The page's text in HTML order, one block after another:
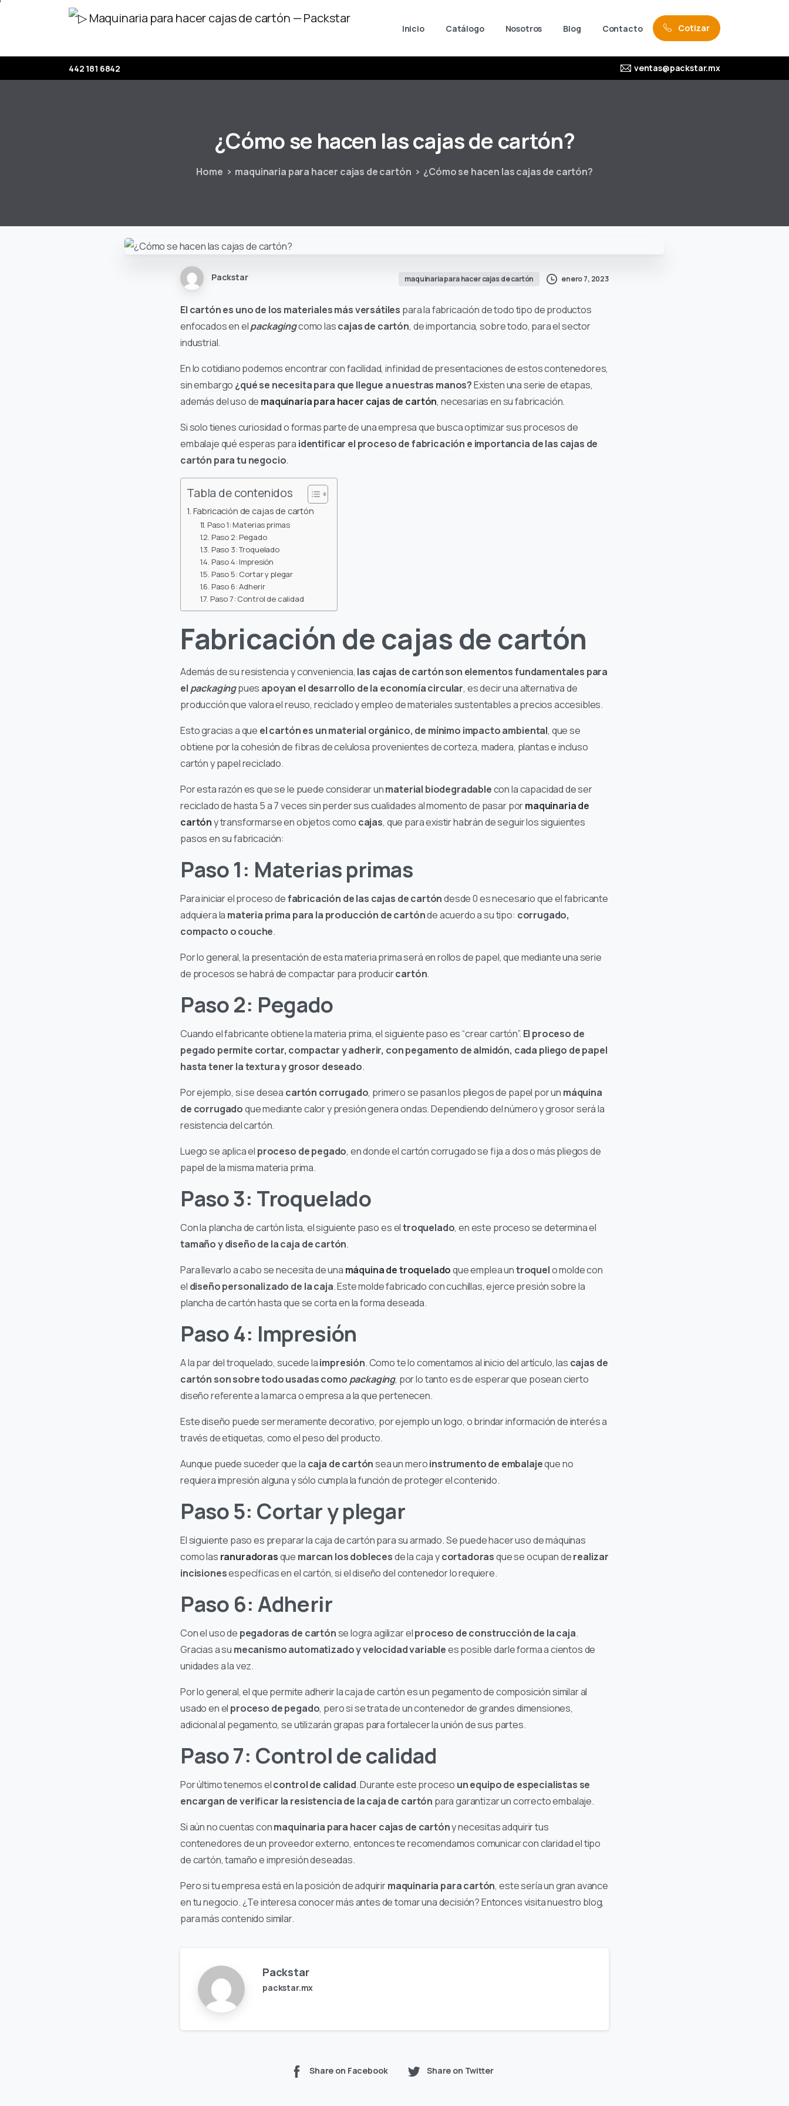
Inicio Catálogo Nosotros Blog Contacto Cotizar
442 181 6842 ventas@packstar.mx
¿Cómose hacen lascajasdecartón?
Home maquinaria para hacer cajas de cartón ¿Cómo se hacen las cajas de cartón?
Packstar maquinaria para hacer cajas de cartón enero 7, 2023
El cartón es uno de los materiales más versátiles para la fabricación de todo tipo de productos
enfocados en elpackagingcomo lascajas de cartón, de importancia, sobre todo, para el sector
industrial.
En lo cotidiano podemos encontrar con facilidad, infinidad de presentaciones de estos contenedores,
sin embargo ¿qué se necesita para que llegue a nuestras manos?Existen una serie de etapas,
además del uso de maquinaria para hacer cajas de cartón, necesarias en su fabricación.
Si solo tienes curiosidad o formas parte de una empresa que busca optimizar sus procesos de
embalaje qué esperas para identificar el proceso de fabricación e importancia de las cajas de
cartón para tu negocio.
Tabla de contenidos
Fabricación de cajas de cartón
Paso 1: Materias primas
Paso 2: Pegado
Paso 3: Troquelado
Paso 4: Impresión
Paso 5: Cortar y plegar
Paso 6: Adherir
Paso 7: Control de calidad
Fabricación de cajas de cartón
Además de su resistencia y conveniencia, las cajas de cartón son elementos fundamentales para
el packagingpues apoyan el desarrollo de la economía circular, es decir una alternativa de
producción que valora el reuso, reciclado y empleo de materiales sustentables a precios accesibles.
Esto gracias a que el cartón es un material orgánico, de mínimo impacto ambiental, que se
obtiene por la cohesión de fibras de celulosa provenientes de corteza, madera, plantas e incluso
cartón y papel reciclado.
Por esta razón es que se le puede considerar unmaterial biodegradablecon la capacidad de ser
reciclado de hasta 5 a 7 veces sin perder sus cualidades al momento de pasar pormaquinaria de
cartóny transformarse en objetos como cajas, que para existir habrán de seguir los siguientes
pasos en su fabricación:
Paso 1: Materias primas
Para iniciar el proceso defabricación de las cajas de cartóndesde 0 es necesario que el fabricante
adquiera la materia prima para la producción de cartónde acuerdo a su tipo: corrugado,
compacto o couche.
Por lo general, la presentación de esta materia prima será en rollos de papel, que mediante una serie
de procesos se habrá de compactar para producircartón.
Paso 2: Pegado
Cuando el fabricante obtiene la materia prima, el siguiente paso es “crear cartón”. El proceso de
pegado permite cortar, compactar y adherir, con pegamento de almidón, cada pliego de papel
hasta tener la textura y grosor deseado.
Por ejemplo, si se desea cartón corrugado, primero se pasan los pliegos de papel por un máquina
de corrugadoque mediante calor y presión genera ondas. Dependiendo del número y grosor será la
resistencia del cartón.
Luego se aplica el proceso de pegado, en donde el cartón corrugado se fija a dos o más pliegos de
papel de la misma materia prima.
Paso 3: Troquelado
Con la plancha de cartón lista, el siguiente paso es eltroquelado, en este proceso se determina el
tamaño y diseño de la caja de cartón.
Para llevarlo a cabo se necesita de una máquina de troqueladoque emplea untroquelo molde con
el diseño personalizado de la caja. Este molde fabricado con cuchillas, ejerce presión sobre la
plancha de cartón hasta que se corta en la forma deseada.
Paso 4: Impresión
A la par del troquelado, sucede laimpresión. Como te lo comentamos al inicio del artículo, las cajas de
cartón son sobre todo usadas como packaging, por lo tanto es de esperar que posean cierto
diseño referente a la marca o empresa a la que pertenecen.
Este diseño puede ser meramente decorativo, por ejemplo un logo, o brindar información de interés a
través de etiquetas, como el peso del producto.
Aunque puede suceder que la caja de cartónsea un meroinstrumento de embalajeque no
requiera impresión alguna y sólo cumpla la función de proteger el contenido.
Paso 5: Cortar y plegar
El siguiente paso es preparar la caja de cartón para su armado. Se puede hacer uso de máquinas
como las ranuradorasque marcan los doblecesde la caja ycortadorasque se ocupan derealizar
incisionesespecíficas en el cartón, si el diseño del contenedor lo requiere.
Paso 6: Adherir
Con el uso de pegadoras de cartónse logra agilizar elproceso de construcción de la caja.
Gracias a su mecanismo automatizado y velocidad variablees posible darle forma a cientos de
unidades a la vez.
Por lo general, el que permite adherir la caja de cartón es un pegamento de composición similar al
usado en el proceso de pegado, pero si se trata de un contenedor de grandes dimensiones,
adicional al pegamento, se utilizarán grapas para fortalecer la unión de sus partes.
Paso 7: Control de calidad
Por último tenemos elcontrol de calidad. Durante este proceso un equipo de especialistas se
encargan de verificar la resistencia de la caja de cartón para garantizar un correcto embalaje.
Si aún no cuentas conmaquinaria para hacer cajas de cartóny necesitas adquirir tus
contenedores de un proveedor externo, entonces te recomendamos comunicar con claridad el tipo
de cartón, tamaño e impresión deseadas.
Pero si tu empresa está en la posición de adquirirmaquinaria para cartón, este sería un gran avance
en tu negocio. ¿Te interesa conocer más antes de tomar una decisión? Entonces visita nuestro blog,
para más contenido similar.
Packstar
packstar.mx
Share on Facebook Share on Twitter